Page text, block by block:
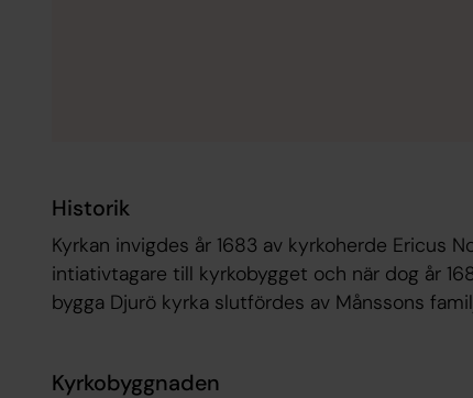
Historik
Kyrkan invigdes år 1683 av kyrkoherde Ericus
intiativtagare till kyrkobygget och när dog år
bygga Djurö kyrka slutfördes av Månssons
Kyrkobyggnaden